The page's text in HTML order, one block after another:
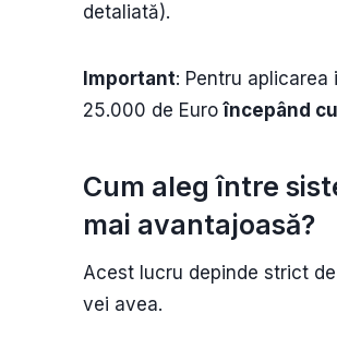
detaliată).
Important: Pentru
25.000 de Euroîncepând
Cum aleg între
mai avantajoasă?
Acest lucru depinde strict
vei avea.